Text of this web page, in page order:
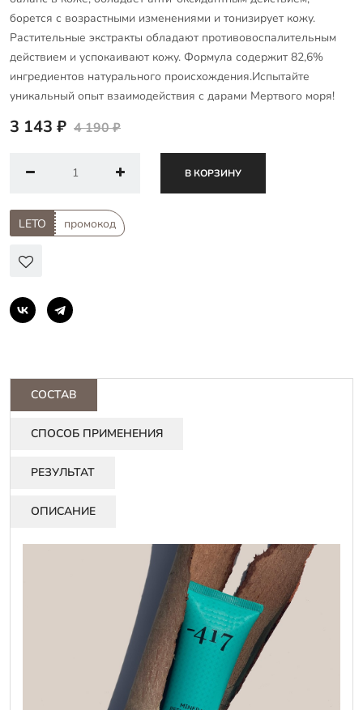
борется с возрастными изменениями и тонизирует кожу.
Растительные экстракты обладают противовоспалительным
действием и успокаивают кожу. Формула содержит 82,6%
ингредиентов натурального происхождения.Испытайте
уникальный опыт взаимодействия с дарами Мертвого моря!
3 143 ₽ 4 190 ₽
В КОРЗИНУ
LETO промокод
СОСТАВ
СПОСОБ ПРИМЕНЕНИЯ
РЕЗУЛЬТАТ
ОПИСАНИЕ